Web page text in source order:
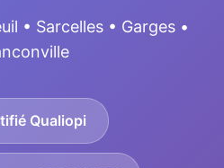
• Sarcelles • Garges •
Qualiopi